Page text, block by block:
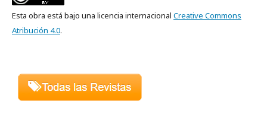
Esta obra está bajo una licencia internacional Creative Commons
Atribución 4.0.